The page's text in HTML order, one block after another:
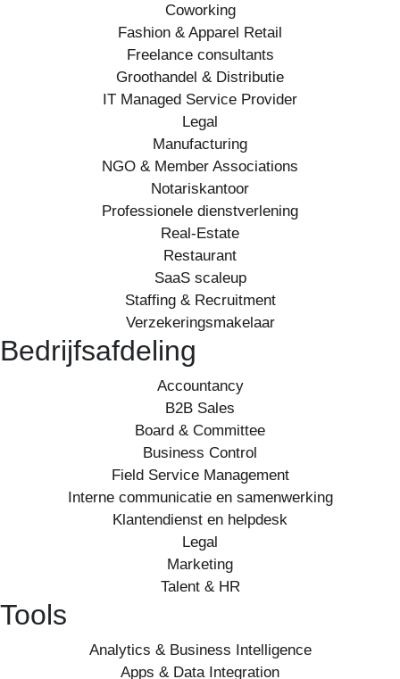
Coworking
Fashion & Apparel Retail
Freelance consultants
Groothandel & Distributie
IT Managed Service Provider
Legal
Manufacturing
NGO & Member Associations
Notariskantoor
Professionele dienstverlening
Real-Estate
Restaurant
SaaS scaleup
Staffing & Recruitment
Verzekeringsmakelaar
Bedrijfsafdeling
Accountancy
B2B Sales
Board & Committee
Business Control
Field Service Management
Interne communicatie en samenwerking
Klantendienst en helpdesk
Legal
Marketing
Talent & HR
Tools
Analytics & Business Intelligence
Apps & Data Integration